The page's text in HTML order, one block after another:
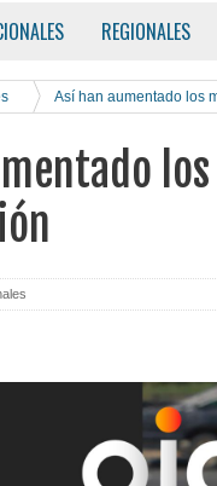
REGIONALES
Así han aumentado los